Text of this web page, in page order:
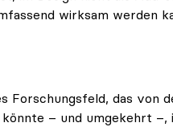
wirksam werden
Forschungsfeld, das von
– und umgekehrt